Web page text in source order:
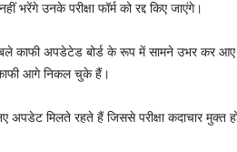
भरेंगे उनके परीक्षा फॉर्म को रद्द किए जाएंगे।
काफी अपडेटेड बोर्ड के रूप में सामने उभर कर आए
आगे निकल चुके हैं।
नए अपडेट मिलते रहते हैं जिससे परीक्षा कदाचार मुक्त